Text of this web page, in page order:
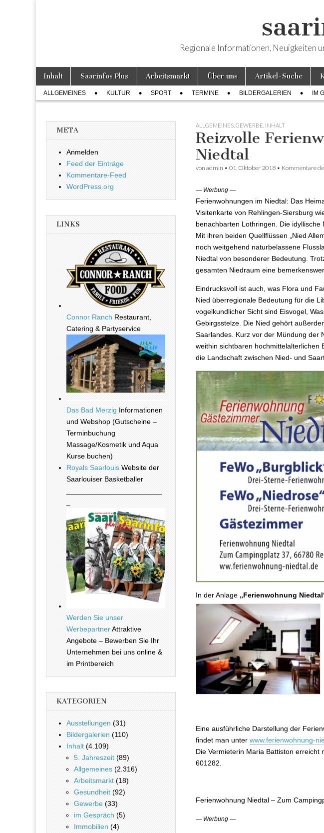
Regionale Informationen, Neuigkeiten
Hauptmenü
Weiter zum Inhalt
Inhalt Saarinfos Plus Arbeitsmarkt Über uns Artikel-Suche
Untermenü
ALLGEMEINES KULTUR SPORT TERMINE BILDERGALERIEN IM
ALLGEMEINES GEWERBE INHALT
Reizvolle
Niedtal
von admin • 01. Oktober 2018 • Kommentare
— Werbung —
Ferienwohnungen im Niedtal: Das
Visitenkarte von Rehlingen-Siersburg
benachbarten Lothringen. Die
Mit ihren beiden Quellflüssen „Nied
noch weitgehend naturbelassene
Niedtal von besonderer Bedeutung.
gesamten Niedraum eine
Eindrucksvoll ist auch, was Flora und
Nied überregionale Bedeutung für die
vogelkundlicher Sicht sind Eisvogel,
Gebirgsstelze. Die Nied gehört
Saarlandes. Kurz vor der Mündung der
weithin sichtbaren hochmittelalterlichen
die Landschaft zwischen Nied- und
In der Anlage „Ferienwohnung
Eine ausführliche Darstellung der
findet man unter www.ferienwohnung-
Die Vermieterin Maria Battiston
601282.
Ferienwohnung Niedtal – Zum
— Werbung —
META
Anmelden
Feed der Einträge
Kommentare-Feed
WordPress.org
LINKS
Connor Ranch Restaurant,
Catering & Partyservice
Das Bad Merzig Informationen
und Webshop (Gutscheine –
Terminbuchung
Massage/Kosmetik und Aqua
Kurse buchen)
Royals Saarlouis Website der
Saarlouiser Basketballer
Werden Sie unser
WerbepartnerAttraktive
Angebote – Bewerben Sie Ihr
Unternehmen bei uns online &
im Printbereich
KATEGORIEN
Ausstellungen (31)
Bildergalerien (110)
Inhalt (4.109)
5. Jahreszeit (89)
Allgemeines (2.316)
Arbeitsmarkt (18)
Gesundheit (92)
Gewerbe (33)
im Gespräch (5)
Immobilien (4)